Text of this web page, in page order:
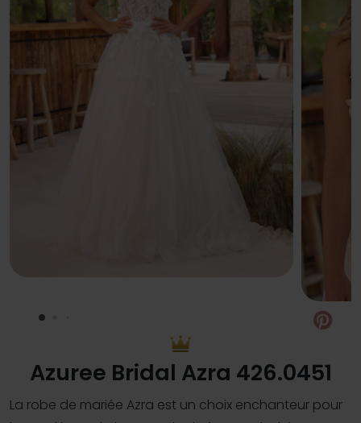
Azuree Bridal Azra 426.0451
La robe de mariée Azra est un choix enchanteur pour